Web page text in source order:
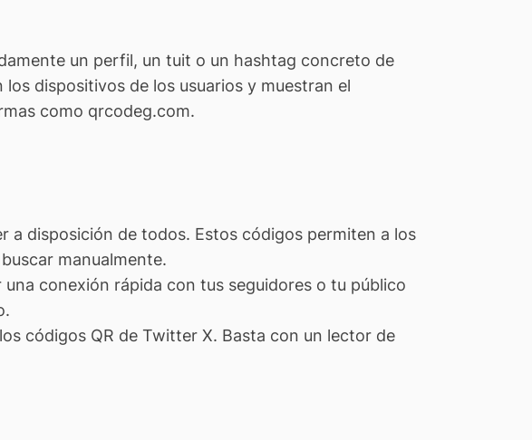
un perfil, un tuit o un hashtag concreto de
dispositivos de los usuarios y muestran el
como qrcodeg.com.
a disposición de todos. Estos códigos permiten a los
manualmente.
conexión rápida con tus seguidores o tu público
códigos QR de Twitter X. Basta con un lector de